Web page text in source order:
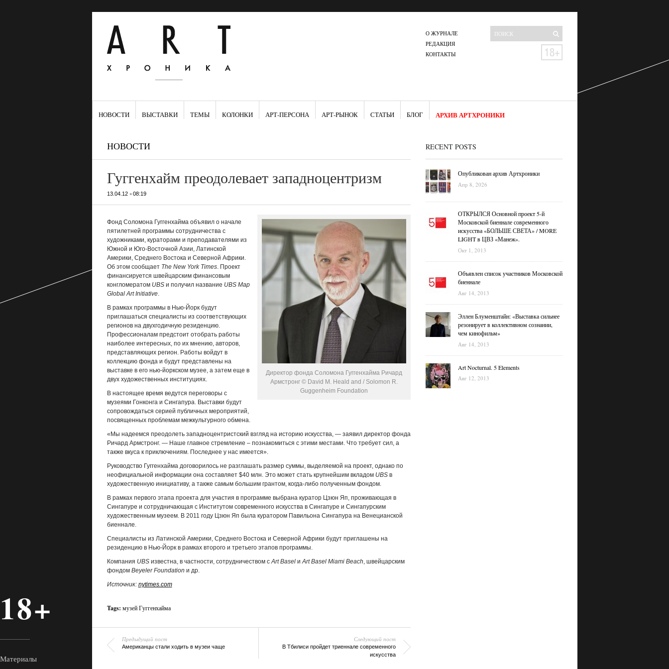
О ЖУРНАЛЕ
РЕДАКЦИЯ
КОНТАКТЫ
НОВОСТИ ВЫСТАВКИ ТЕМЫ КОЛОНКИ АРТ-ПЕРСОНА АРТ-РЫНОК СТАТЬИ БЛОГ АРХИВ АРТХРОНИКИ
НОВОСТИ
Гуггенхайм преодолевает западноцентризм
13.04.12•08:19
Директор фонда Соломона Гуггенхайма Ричард
Армстронг © David M. Heald and / Solomon R.
Guggenheim Foundation
Фонд Соломона Гуггенхайма объявил о начале
пятилетней программы сотрудничества с
художниками, кураторами и преподавателями из
Южной и Юго-Восточной Азии, Латинской
Америки, Среднего Востока и Северной Африки.
Об этом сообщает The New York Times. Проект
финансируется швейцарским финансовым
конгломератом UBSи получил название UBS Map
Global Art Initiative.
В рамках программы в Нью-Йорк будут
приглашаться специалисты из соответствующих
регионов на двухгодичную резиденцию.
Профессионалам предстоит отобрать работы
наиболее интересных, по их мнению, авторов,
представляющих регион. Работы войдут в
коллекцию фонда и будут представлены на
выставке в его нью-йоркском музее, а затем еще в
двух художественных институциях.
В настоящее время ведутся переговоры с
музеями Гонконга и Сингапура. Выставки будут
сопровождаться серией публичных мероприятий,
посвященных проблемам межкультурного обмена.
«Мы надеемся преодолеть западноцентристский взгляд на историю искусства, — заявил директор фонда
Ричард Армстронг. — Наше главное стремление – познакомиться с этими местами. Что требует сил, а
также вкуса к приключениям. Последнее у нас имеется».
Руководство Гуггенхайма договорилось не разглашать размер суммы, выделяемой на проект, однако по
неофициальной информации она составляет $40 млн. Это может стать крупнейшим вкладом UBSв
художественную инициативу, а также самым большим грантом, когда-либо полученным фондом.
В рамках первого этапа проекта для участия в программе выбрана куратор Цзюн Яп, проживающая в
Сингапуре и сотрудничающая с Институтом современного искусства в Сингапуре и Сингапурским
художественным музеем. В 2011 году Цзюн Яп была куратором Павильона Сингапура на Венецианской
биеннале.
Специалисты из Латинской Америки, Среднего Востока и Северной Африки будут приглашены на
резиденцию в Нью-Йорк в рамках второго и третьего этапов программы.
Компания UBSизвестна, в частности, сотрудничеством сArt BaselиArt Basel Miami Beach, швейцарским
фондом Beyeler Foundation и др.
Источник: nytimes.com
Tags: музей Гуггенхайма
Предыдущий пост
Американцы стали ходить в музеи чаще
Следующий пост
В Тбилиси пройдет триеннале современного
искусства
RECENT POSTS
Опубликован архив Артхроники
Апр 8, 2026
ОТКРЫЛСЯ Основной проект 5-й
Московской биеннале современного
искусства «БОЛЬШЕ СВЕТА» / MORE
LIGHT в ЦВЗ «Манеж».
Окт 1, 2013
Объявлен список участников Московской
биеннале
Авг 14, 2013
Эллен Блуменштайн: «Выставка сильнее
резонирует в коллективном сознании,
чем кинофильм»
Авг 14, 2013
Art Nocturnal. 5 Elements
Авг 12, 2013
18+
Материалы